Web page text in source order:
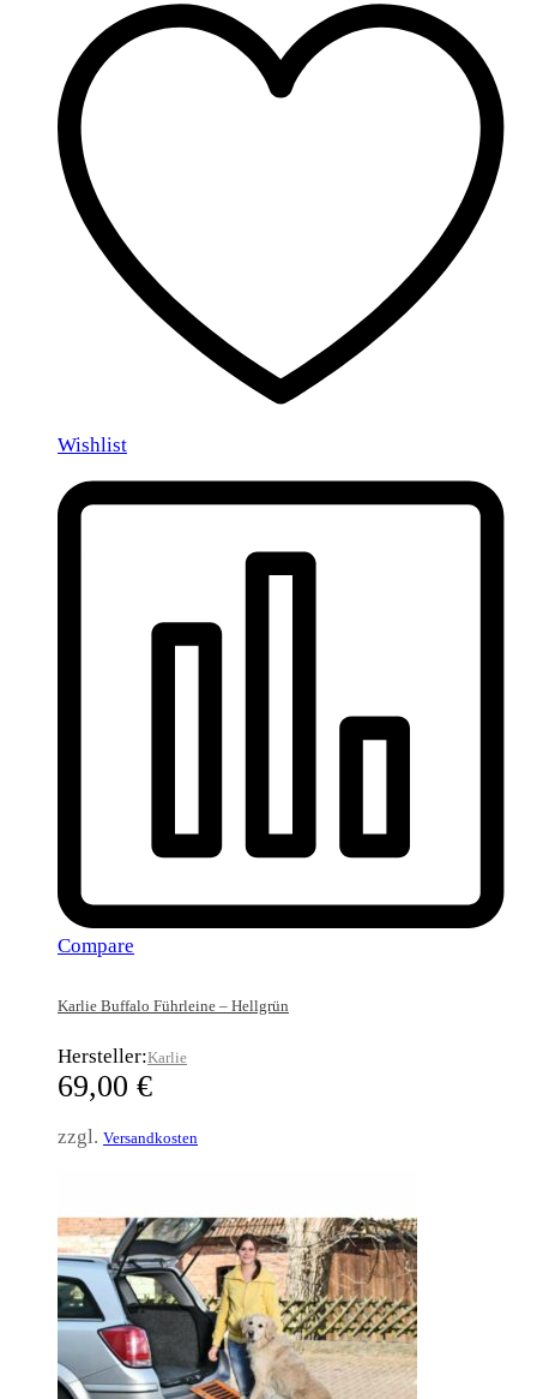
Wishlist
Compare
Karlie Buffalo Führleine – Hellgrün
Hersteller:Karlie
69,00 €
zzgl. Versandkosten